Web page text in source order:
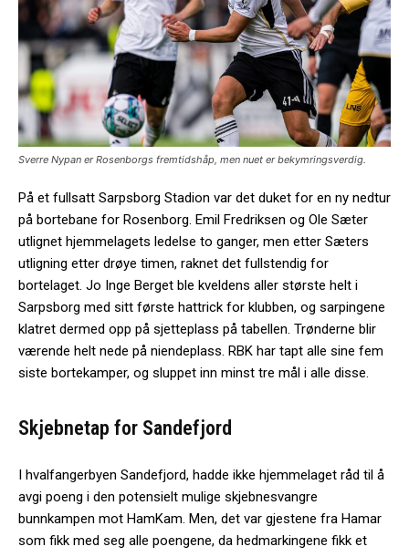
Sverre Nypan er Rosenborgs fremtidshåp, men nuet er bekymringsverdig.
På et fullsatt Sarpsborg Stadion var det duket for en ny nedtur
på bortebane for Rosenborg. Emil Fredriksen og Ole Sæter
utlignet hjemmelagets ledelse to ganger, men etter Sæters
utligning etter drøye timen, raknet det fullstendig for
bortelaget. Jo Inge Berget ble kveldens aller største helt i
Sarpsborg med sitt første hattrick for klubben, og sarpingene
klatret dermed opp på sjetteplass på tabellen. Trønderne blir
værende helt nede på niendeplass. RBK har tapt alle sine fem
siste bortekamper, og sluppet inn minst tre mål i alle disse.
Skjebnetap for Sandefjord
I hvalfangerbyen Sandefjord, hadde ikke hjemmelaget råd til å
avgi poeng i den potensielt mulige skjebnesvangre
bunnkampen mot HamKam. Men, det var gjestene fra Hamar
som fikk med seg alle poengene, da hedmarkingene fikk et